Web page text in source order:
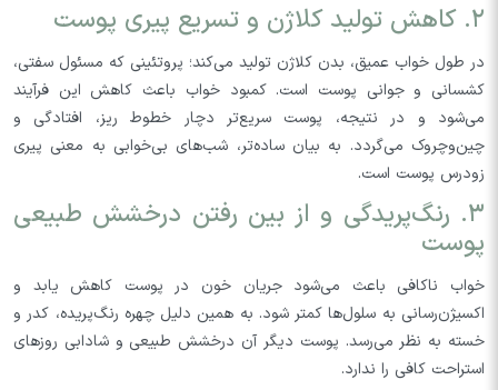
۲. کاهش تولید کلاژن و تسریع پیری پوست
در طول خواب عمیق، بدن کلاژن تولید می‌کند؛ پروتئینی که مسئول سفتی،
کشسانی و جوانی پوست است. کمبود خواب باعث کاهش این فرآیند
می‌شود و در نتیجه، پوست سریع‌تر دچار خطوط ریز، افتادگی و
چین‌وچروک می‌گردد. به بیان ساده‌تر، شب‌های بی‌خوابی به معنی پیری
زودرس پوست است.
۳. رنگ‌پریدگی و از بین رفتن درخشش طبیعی
پوست
خواب ناکافی باعث می‌شود جریان خون در پوست کاهش یابد و
اکسیژن‌رسانی به سلول‌ها کمتر شود. به همین دلیل چهره رنگ‌پریده، کدر و
خسته به نظر می‌رسد. پوست دیگر آن درخشش طبیعی و شادابی روزهای
استراحت کافی را ندارد.